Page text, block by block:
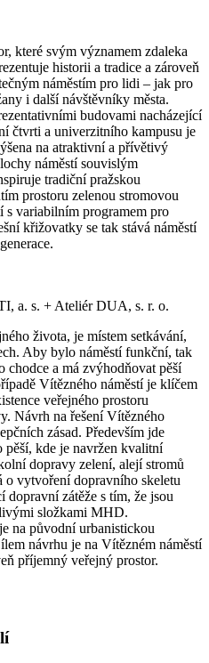
které svým významem zdaleka
historii a tradice a zároveň
náměstím pro lidi – jak pro
i další návštěvníky města.
budovami nacházející
čtvrti a univerzitního kampusu je
na atraktivní a přívětivý
náměstí souvislým
tradiční pražskou
prostoru zelenou stromovou
s variabilním programem pro
křižovatky se tak stává náměstí
a. s. + Ateliér DUA, s. r. o.
života, je místem setkávání,
Aby bylo náměstí funkční, tak
chodce a má zvýhodňovat pěší
Vítěz­ného náměstí je klíčem
veřejného prostoru
Návrh na řešení Vítězného
zásad. Především jde
pěší, kde je navržen kvalitní
dopravy zelení, alejí stromů
o vytvoření dopravního skeletu
zátěže s tím, že jsou
složkami MHD.
na původní urbanistickou
návrhu je na Vítězném náměstí
příjemný veřejný prostor.